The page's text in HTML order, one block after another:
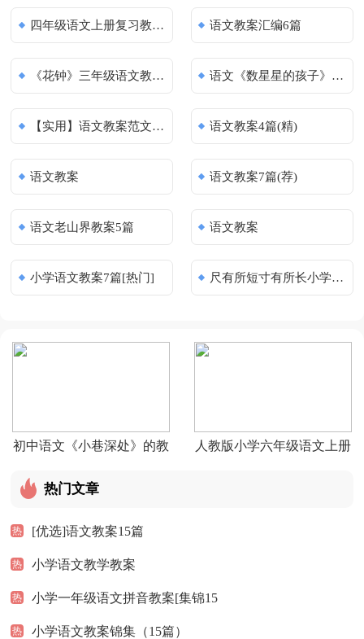
四年级语文上册复习教案（通用10 语文教案汇编6篇
《花钟》三年级语文教案(10篇) 语文《数星星的孩子》教案15篇
【实用】语文教案范文汇总10篇 语文教案4篇(精)
语文教案 语文教案7篇(荐)
语文老山界教案5篇 语文教案
小学语文教案7篇[热门] 尺有所短寸有所长小学四年级语文
初中语文《小巷深处》的教
人教版小学六年级语文上册
热门文章
热 [优选]语文教案15篇
热 小学语文教学教案
热 小学一年级语文拼音教案[集锦15
热 小学语文教案锦集（15篇）